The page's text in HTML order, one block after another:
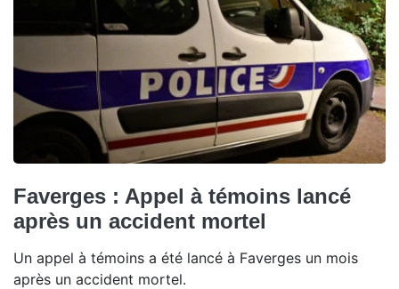
Faverges : Appel à témoins lancé
après un accident mortel
Un appel à témoins a été lancé à Faverges un mois
après un accident mortel.